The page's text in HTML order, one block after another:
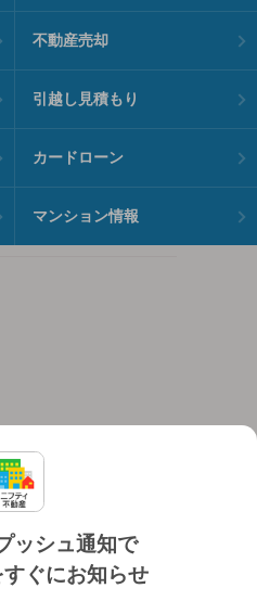
ッシュ通知で
ぐにお知らせ
不動産売却
引越し見積もり
カードローン
マンション情報
シー 利用規約